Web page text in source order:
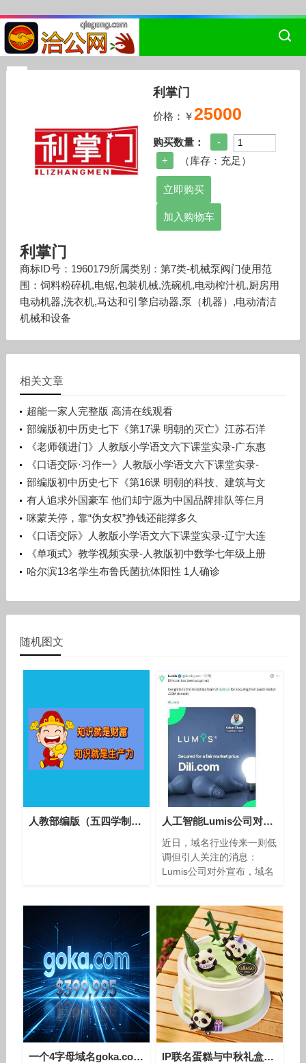
利掌门
价格：￥25000
购买数量：
（库存： 充足 ）
加入购物车
利掌门
商标ID号：1960179所属类别：第7类-机械泵阀门使用范
围：饲料粉碎机,电锯,包装机械,洗碗机,电动榨汁机,厨房用
电动机器,洗衣机,马达和引擎启动器,泵（机器）,电动清洁
机械和设备
相关文章
超能一家人完整版 高清在线观看
部编版初中历史七下《第17课 明朝的灭亡》江苏石洋
洋
《老师领进门》人教版小学语文六下课堂实录-广东惠
州市_惠阳区-许晓云
《口语交际·习作一》人教版小学语文六下课堂实录-
广西梧州市_蒙山县-潘少丽
部编版初中历史七下《第16课 明朝的科技、建筑与文
学》辽宁孙浩
有人追求外国豪车 他们却宁愿为中国品牌排队等仨月
咪蒙关停，靠“伪女权”挣钱还能撑多久
《口语交际》人教版小学语文六下课堂实录-辽宁大连
市_旅顺口区-宋晨溪
《单项式》教学视频实录-人教版初中数学七年级上册
哈尔滨13名学生布鲁氏菌抗体阳性 1人确诊
随机图文
人教部编版（五四学制）语文六年级下册第22课《有的人——纪念鲁迅先生》课堂教学视频实录-何雪丽 人工智能Lumis公司对外宣布成功收购域名Dili.com！
近日，域名行业传来一则低
调但引人关注的消息：
Lumis公司对外宣布，域名
@dili_ai。 域名含义与价值
分析 Dili.com属于四字母短
域
一个4字母域名goka.com近300万成交！ IP联名蛋糕与中秋礼盒焕新传统味道